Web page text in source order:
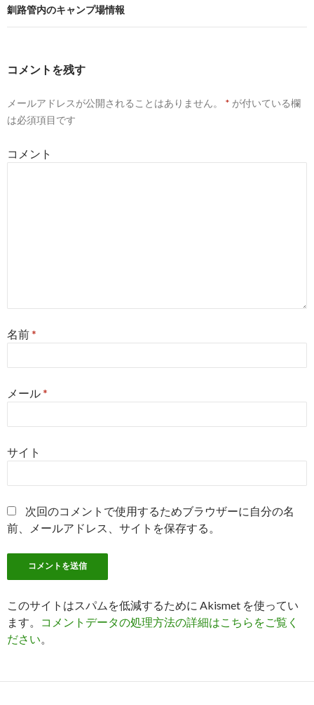
ナ
ゲ
シ
ン
釧路管内のキャンプ場情報
コメントを残す
メールアドレスが公開されることはありません。 * が付いている欄
は必須項目です
コメント
名前*
メール*
サイト
次回のコメントで使用するためブラウザーに自分の名
前、メールアドレス、サイトを保存する。
このサイトはスパムを低減するために Akismet を使ってい
ます。
コメントデータの処理方法の詳細はこちらをご覧く
ださい。